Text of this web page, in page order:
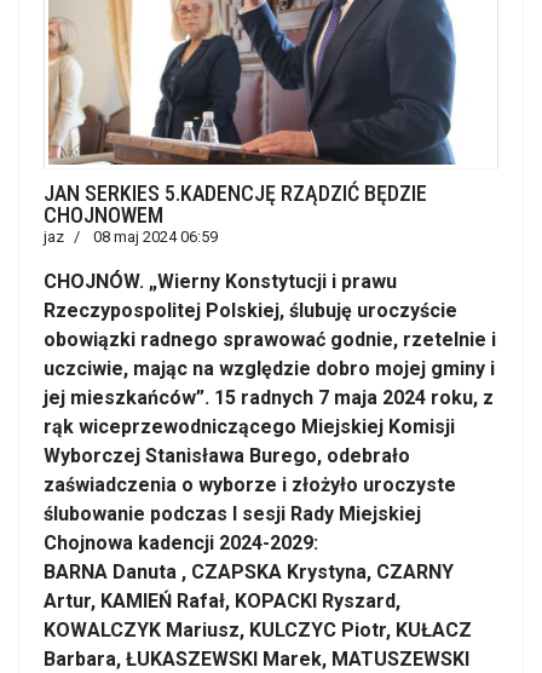
JAN SERKIES 5.KADENCJĘ RZĄDZIĆ BĘDZIE
CHOJNOWEM
jaz 08 maj 2024 06:59
CHOJNÓW. „Wierny Konstytucji i prawu
Rzeczypospolitej Polskiej, ślubuję uroczyście
obowiązki radnego sprawować godnie, rzetelnie i
uczciwie, mając na względzie dobro mojej gminy i
jej mieszkańców”. 15 radnych 7 maja 2024 roku, z
rąk wiceprzewodniczącego Miejskiej Komisji
Wyborczej Stanisława Burego, odebrało
zaświadczenia o wyborze i złożyło uroczyste
ślubowanie podczas I sesji Rady Miejskiej
Chojnowa kadencji 2024-2029:
BARNA Danuta , CZAPSKA Krystyna, CZARNY
Artur, KAMIEŃ Rafał, KOPACKI Ryszard,
KOWALCZYK Mariusz, KULCZYC Piotr, KUŁACZ
Barbara, ŁUKASZEWSKI Marek, MATUSZEWSKI